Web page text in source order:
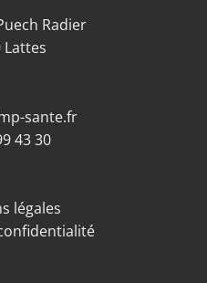
Radier
Lattes
sante.fr
43 30
légales